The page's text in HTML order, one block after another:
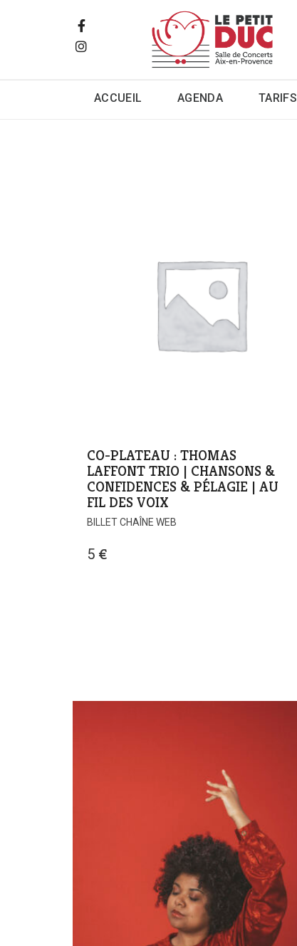
ACCUEIL AGENDA TARIFS
CO-PLATEAU : THOMAS
LAFFONT TRIO | CHANSONS &
CONFIDENCES & PÉLAGIE | AU
FIL DES VOIX
BILLET CHAÎNE WEB
5 €